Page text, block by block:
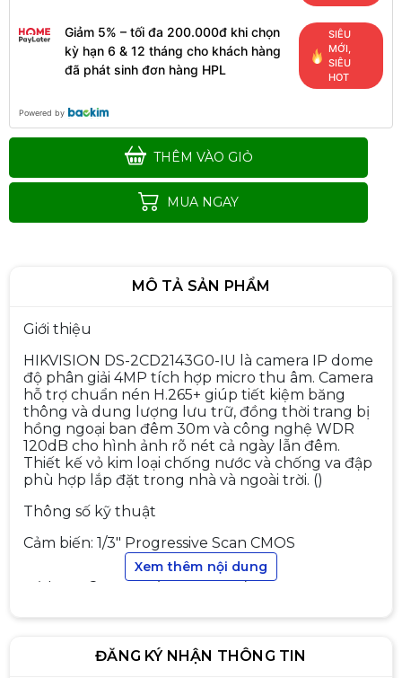
Giảm 5% – tối đa 200.000đ khi chọn
kỳ hạn 6 & 12 tháng cho khách hàng
đã phát sinh đơn hàng HPL
SIÊU
MỚI,
SIÊU
HOT
Powered by
THÊM VÀO GIỎ
MUA NGAY
MÔ TẢ SẢN PHẨM
Giới thiệu
HIKVISION DS-2CD2143G0-IU là camera IP dome
độ phân giải 4MP tích hợp micro thu âm. Camera
hỗ trợ chuẩn nén H.265+ giúp tiết kiệm băng
thông và dung lượng lưu trữ, đồng thời trang bị
hồng ngoại ban đêm 30m và công nghệ WDR
120dB cho hình ảnh rõ nét cả ngày lẫn đêm.
Thiết kế vỏ kim loại chống nước và chống va đập
phù hợp lắp đặt trong nhà và ngoài trời. ()
Thông số kỹ thuật
Cảm biến: 1/3" Progressive Scan CMOS
Độ phân giải: 4MP (2688 × 1520)
Chuẩn nén video: H.265+ / H.265 / H.264+ / H.264
Xem thêm nội dung
ĐĂNG KÝ NHẬN THÔNG TIN
Camera IP 2.0MP HIKVISION DS-
2CD1023G0E
1.090.000đ 1.390.000đ
-22%
Trọn Bộ Camera IP 4 Mắt
Hikvision 2.0MP
-18%